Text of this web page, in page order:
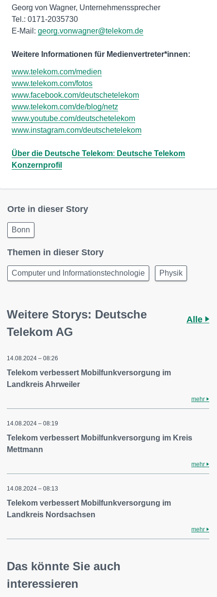
Georg von Wagner, Unternehmenssprecher
Tel.: 0171-2035730
E-Mail: georg.vonwagner@telekom.de
Weitere Informationen für Medienvertreter*innen:
www.telekom.com/medien
www.telekom.com/fotos
www.facebook.com/deutschetelekom
www.telekom.com/de/blog/netz
www.youtube.com/deutschetelekom
www.instagram.com/deutschetelekom
Über die Deutsche Telekom: Deutsche Telekom
Konzernprofil
Orte in dieser Story
Bonn
Themen in dieser Story
Computer und Informationstechnologie Physik
Weitere Storys: Deutsche
Telekom AG
Alle
14.08.2024 – 08:26
Telekom verbessert Mobilfunkversorgung im
Landkreis Ahrweiler
mehr
14.08.2024 – 08:19
Telekom verbessert Mobilfunkversorgung im Kreis
Mettmann
mehr
14.08.2024 – 08:13
Telekom verbessert Mobilfunkversorgung im
Landkreis Nordsachsen
mehr
Das könnte Sie auch
interessieren